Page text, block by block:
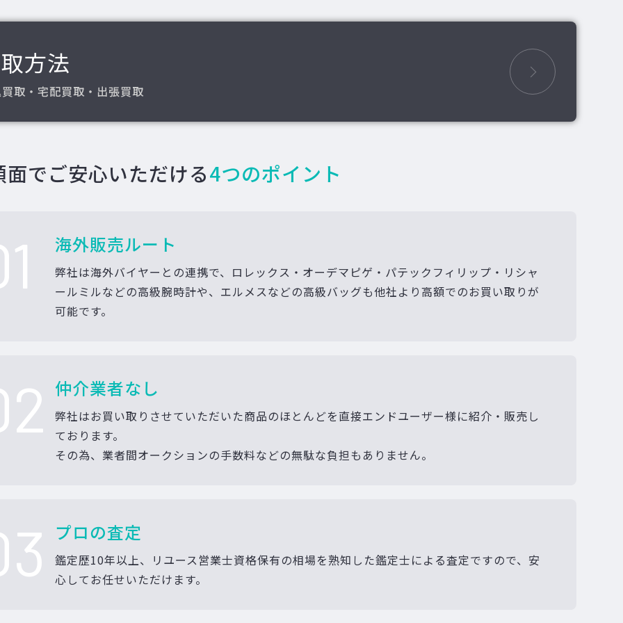
方法
取・宅配買取・出張買取
面でご安心いただける4つのポイント
海外販売ルート
弊社は海外バイヤーとの連携で、ロレックス・オーデマピゲ・パテックフィリップ・リシャ
ールミルなどの高級腕時計や、エルメスなどの高級バッグも他社より高額でのお買い取りが
可能です。
仲介業者なし
弊社はお買い取りさせていただいた商品のほとんどを直接エンドユーザー様に紹介・販売し
ております。
その為、業者間オークションの手数料などの無駄な負担もありません。
プロの査定
鑑定歴10年以上、リユース営業士資格保有の相場を熟知した鑑定士による査定ですので、安
心してお任せいただけます。